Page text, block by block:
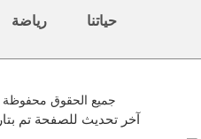
حياتنا رياضة
جميع الحقوق محفوظة © 2026 مؤسسة
آخر تحديث للصفحة تم بتاريخ: 13 يونيو